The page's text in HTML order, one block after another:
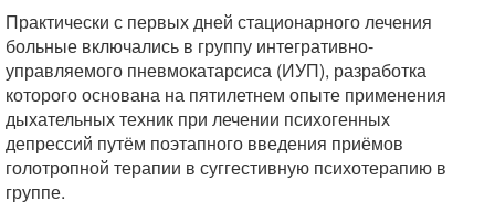
Практически с первых дней стационарного лечения
больные включались в группу интегративно-
управляемого пневмокатарсиса (ИУП), разработка
которого основана на пятилетнем опыте применения
дыхательных техник при лечении психогенных
депрессий путём поэтапного введения приёмов
голотропной терапии в суггестивную психотерапию в
группе.